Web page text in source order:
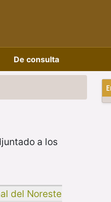
De consulta
a los
del Noreste